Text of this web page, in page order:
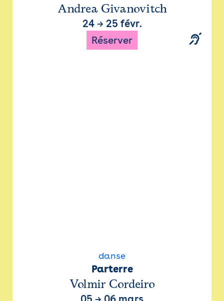
Andrea Givanovitch
24→ 25 févr.
Réserver
danse
Parterre
Volmir Cordeiro